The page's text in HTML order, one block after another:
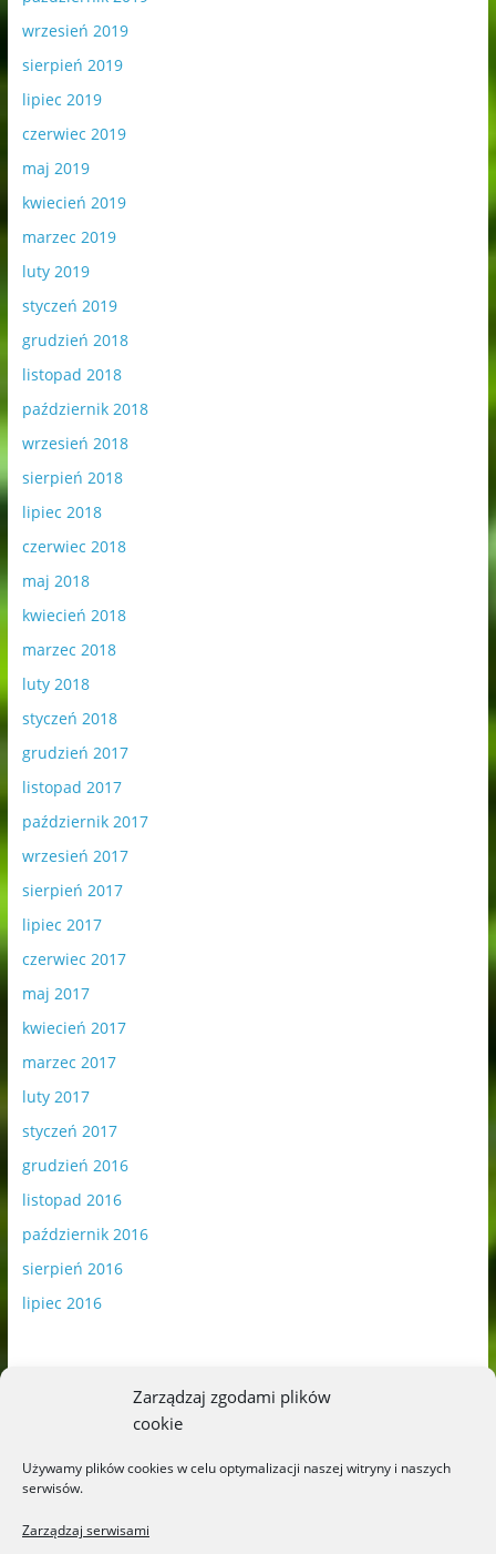
Zarządzaj zgodami plików
cookie
Używamy plików cookies w celu optymalizacji naszej witryny i naszych
serwisów.
Zarządzaj serwisami
wrzesień 2019
sierpień 2019
lipiec 2019
czerwiec 2019
maj 2019
kwiecień 2019
marzec 2019
luty 2019
styczeń 2019
grudzień 2018
listopad 2018
październik 2018
wrzesień 2018
sierpień 2018
lipiec 2018
czerwiec 2018
maj 2018
kwiecień 2018
marzec 2018
luty 2018
styczeń 2018
grudzień 2017
listopad 2017
październik 2017
wrzesień 2017
sierpień 2017
lipiec 2017
czerwiec 2017
maj 2017
kwiecień 2017
marzec 2017
luty 2017
styczeń 2017
grudzień 2016
listopad 2016
październik 2016
sierpień 2016
lipiec 2016